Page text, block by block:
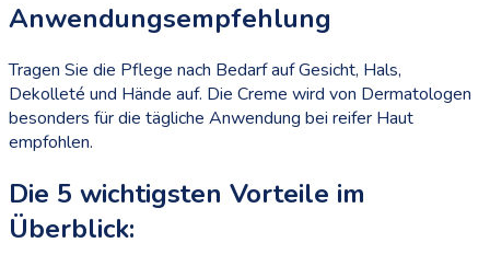
Anwendungsempfehlung
Tragen Sie die Pflege nach Bedarf auf Gesicht, Hals,
Dekolleté und Hände auf. Die Creme wird von Dermatologen
besonders für die tägliche Anwendung bei reifer Haut
empfohlen.
Die 5 wichtigsten Vorteile im
Überblick: